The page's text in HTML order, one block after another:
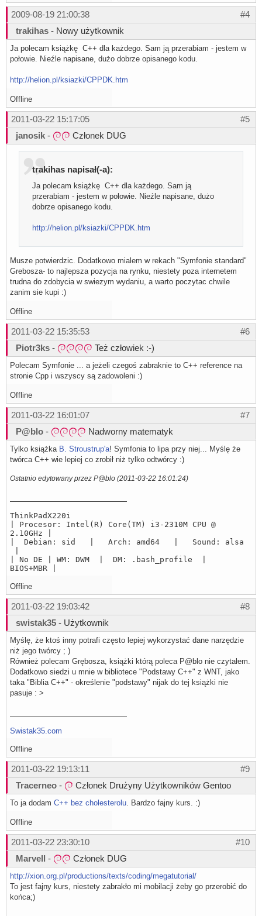
#4
2009-08-19 21:00:38
trakihas - Nowy użytkownik
Ja polecam książkę C++ dla każdego. Sam ją przerabiam - jestem w
połowie. Nieźle napisane, dużo dobrze opisanego kodu.
http://helion.pl/ksiazki/CPPDK.htm
Offline
#5
2011-03-22 15:17:05
janosik - Członek DUG
trakihas napisał(-a):
Ja polecam książkę C++ dla każdego. Sam ją
przerabiam - jestem w połowie. Nieźle napisane, dużo
dobrze opisanego kodu.
http://helion.pl/ksiazki/CPPDK.htm
Musze potwierdzic. Dodatkowo mialem w rekach "Symfonie standard"
Grebosza- to najlepsza pozycja na rynku, niestety poza internetem
trudna do zdobycia w swiezym wydaniu, a warto poczytac chwile
zanim sie kupi :)
Offline
#6
2011-03-22 15:35:53
Piotr3ks - Też człowiek :-)
Polecam Symfonie ... a jeżeli czegoś zabraknie to C++ reference na
stronie Cpp i wszyscy są zadowoleni :)
Offline
#7
2011-03-22 16:01:07
P@blo - Nadworny matematyk
Tylko książka B. Stroustrup'a! Symfonia to lipa przy niej... Myślę że
twórca C++ wie lepiej co zrobił niż tylko odtwórcy :)
Ostatnio edytowany przez P@blo (2011-03-22 16:01:24)
ThinkPadX220i
| Procesor: Intel(R) Core(TM) i3-2310M CPU @
2.10GHz |
| Debian: sid | Arch: amd64 | Sound: alsa
| No DE | WM: DWM | DM: .bash_profile |
BIOS+MBR |
Offline
#8
2011-03-22 19:03:42
swistak35 - Użytkownik
Myślę, że ktoś inny potrafi często lepiej wykorzystać dane narzędzie
niż jego twórcy ; )
Również polecam Grębosza, książki którą poleca P@blo nie czytałem.
Dodatkowo siedzi u mnie w bibliotece "Podstawy C++" z WNT, jako
taka "Biblia C++" - określenie "podstawy" nijak do tej książki nie
pasuje : >
Swistak35.com
Offline
#9
2011-03-22 19:13:11
Tracerneo - Członek Drużyny Użytkowników Gentoo
To ja dodam C++ bez cholesterolu. Bardzo fajny kurs. :)
Offline
#10
2011-03-22 23:30:10
Marvell - Członek DUG
http://xion.org.pl/productions/texts/coding/megatutorial/
To jest fajny kurs, niestety zabrakło mi mobilacji żeby go przerobić do
końca;)